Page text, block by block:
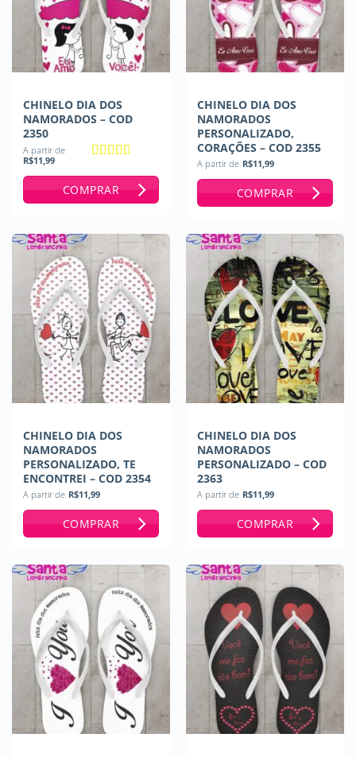
CHINELO DIA DOS
NAMORADOS – COD
2350
A partir de
R$11,99
COMPRAR
CHINELO DIA DOS
NAMORADOS
PERSONALIZADO,
CORAÇÕES – COD 2355
A partir de R$11,99
COMPRAR
CHINELO DIA DOS
NAMORADOS
PERSONALIZADO, TE
ENCONTREI – COD 2354
A partir de R$11,99
COMPRAR
CHINELO DIA DOS
NAMORADOS
PERSONALIZADO – COD
2363
A partir de R$11,99
COMPRAR